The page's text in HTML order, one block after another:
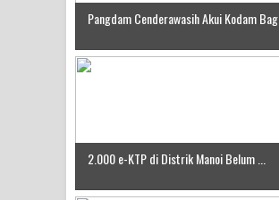
Pangdam Cenderawasih Akui Kodam Bag...
2.000 e-KTP di Distrik Manoi Belum ...